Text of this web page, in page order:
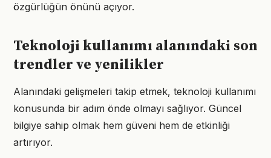
özgürlüğün önünü açıyor.
Teknoloji kullanımı alanındaki son
trendler ve yenilikler
Alanındaki gelişmeleri takip etmek, teknoloji kullanımı
konusunda bir adım önde olmayı sağlıyor. Güncel
bilgiye sahip olmak hem güveni hem de etkinliği
artırıyor.